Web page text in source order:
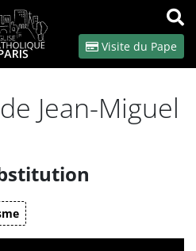
OK
Visite du Pape
Jean-Miguel